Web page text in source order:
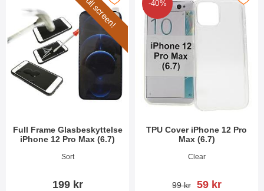
Full screen!
Full Frame Glasbeskyttelse
iPhone 12 Pro Max (6.7)
Varenr 38030Sort
199 kr
-40%
TPU Cover iPhone 12 Pro
Max (6.7)
Varenr 38021Clear
pris
99 kr pris
59 kr